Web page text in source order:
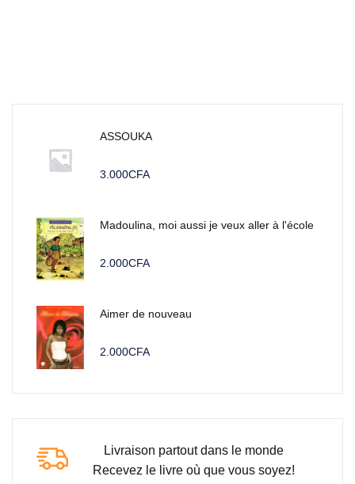
ASSOUKA
3.000CFA
Madoulina, moi aussi je veux aller à l'école
2.000CFA
Aimer de nouveau
2.000CFA
Livraison partout dans le monde
Recevez le livre où que vous soyez!